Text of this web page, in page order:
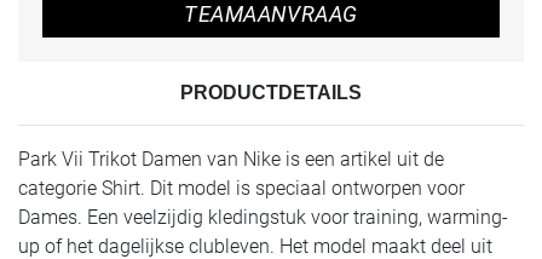
TEAMAANVRAAG
PRODUCTDETAILS
Park Vii Trikot Damen van Nike is een artikel uit de
categorie Shirt. Dit model is speciaal ontworpen voor
Dames. Een veelzijdig kledingstuk voor training, warming-
up of het dagelijkse clubleven. Het model maakt deel uit